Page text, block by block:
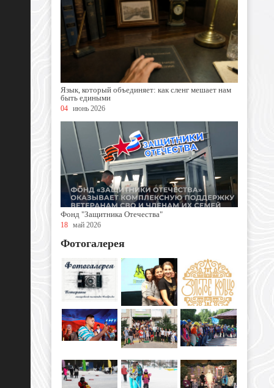
Язык, который объединяет: как сленг мешает нам
быть едиными
04 июнь 2026
Фонд "Защитника Отечества"
18 май 2026
Фотогалерея